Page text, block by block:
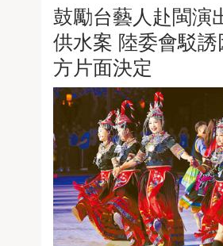
鼓勵台藝人赴閩演
供水案 陸委會駁
方片面決定